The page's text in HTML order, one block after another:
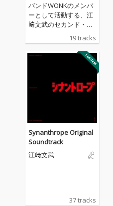
バンドWONKのメンバ
ーとして活動する、江
﨑文武のセカンド・ア
19 tracks
Synanthrope Original
Soundtrack
江﨑文武
37 tracks